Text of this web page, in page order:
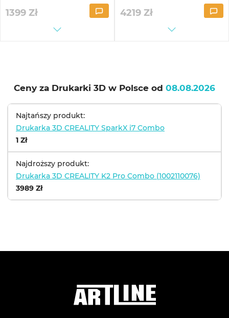
1399 Zł 4219 Zł
Ceny za Drukarki 3D w Polsce od 08.08.2026
Najtańszy produkt:
Drukarka 3D CREALITY SparkX i7 Combo
1 Zł
Najdroższy produkt:
Drukarka 3D CREALITY K2 Pro Combo (1002110076)
3989 Zł